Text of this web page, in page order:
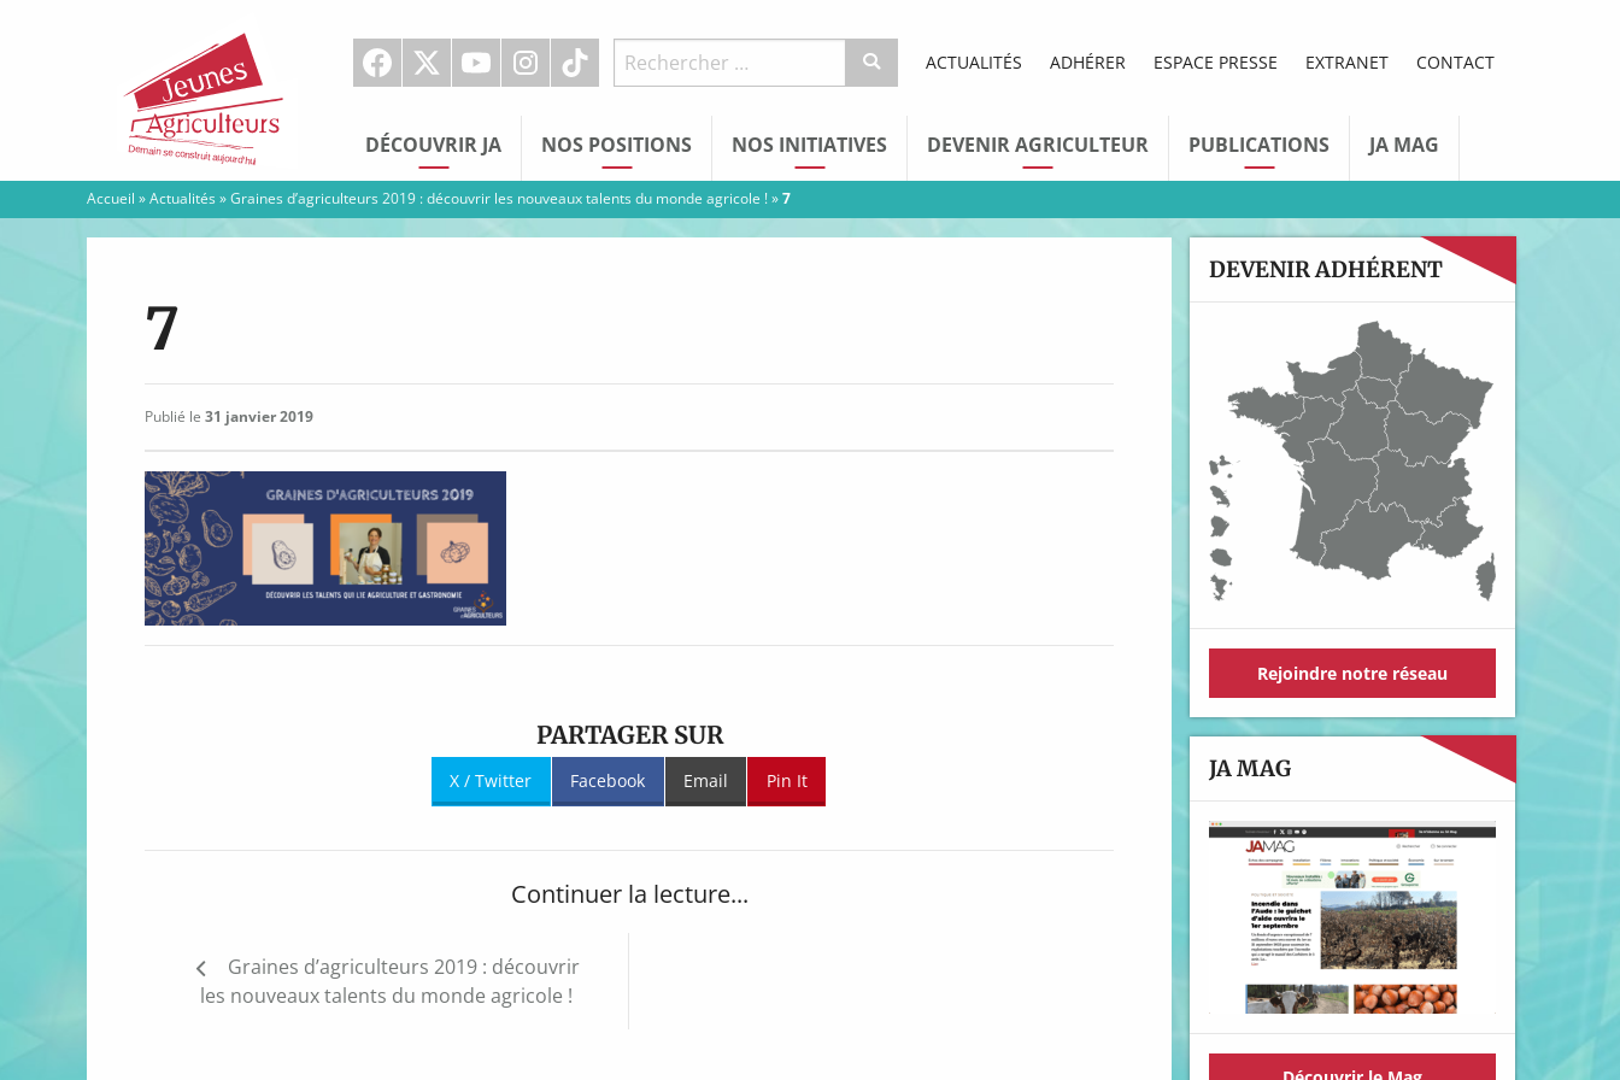
Agriculteurs
ACTUALITÉS ADHÉRER ESPACE PRESSE EXTRANET CONTACT
DÉCOUVRIR JA NOS POSITIONS NOS INITIATIVES DEVENIR AGRICULTEUR PUBLICATIONS JA MAG
Accueil »Actualités»Graines d’agriculteurs 2019 : découvrir les nouveaux talents du monde agricole !»7
7
Publié le 31 janvier 2019
PARTAGER SUR
X / Twitter Facebook Email Pin It
Continuer la lecture...
Navigation
Graines d’agriculteurs 2019 : découvrir
les nouveaux talents du monde agricole !
DEVENIR ADHÉRENT
Rejoindre notre réseau
JA MAG